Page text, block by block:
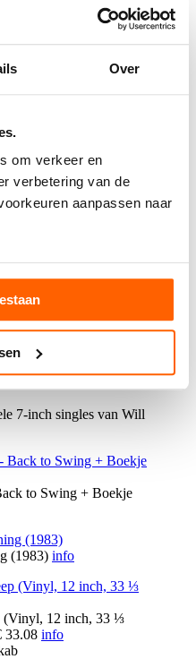
Over
om verkeer en
verbetering van de
aanpassen naar
info
(midden 2012) – Core
info
7-inch singles van Will
to Swing + Boekje
(1983) info
(Vinyl, 12 inch, 33 ⅓
33.08 info